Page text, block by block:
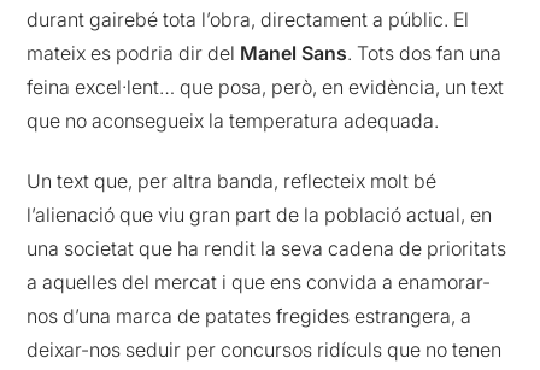
durant gairebé tota l’obra, directament a públic. El
mateix es podria dir del Manel Sans. Tots dos fan una
feina excel·lent… que posa, però, en evidència, un text
que no aconsegueix la temperatura adequada.
Un text que, per altra banda, reflecteix molt bé
l’alienació que viu gran part de la població actual, en
una societat que ha rendit la seva cadena de prioritats
a aquelles del mercat i que ens convida a enamorar-
nos d’una marca de patates fregides estrangera, a
deixar-nos seduir per concursos ridículs que no tenen